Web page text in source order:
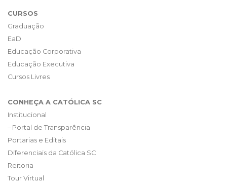
CURSOS
Graduação
EaD
Educação Corporativa
Educação Executiva
Cursos Livres
CONHEÇA A CATÓLICA SC
Institucional
– Portal de Transparência
Portarias e Editais
Diferenciais da Católica SC
Reitoria
Tour Virtual